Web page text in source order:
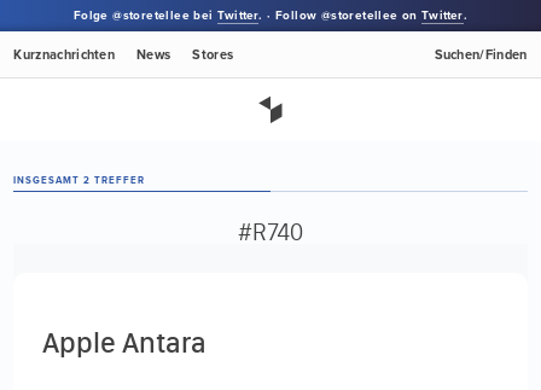
Folge @storetellee beiTwitter. · Follow @storetellee onTwitter.
Kurznachrichten News Stores Suchen/Finden
INSGESAMT 2 TREFFER
#R740
Apple Antara